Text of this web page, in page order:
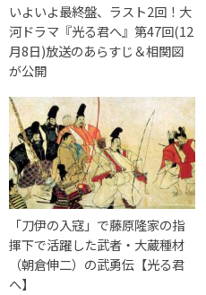
いよいよ最終盤、ラスト2回！大
河ドラマ『光る君へ』第47回(12
月8日)放送のあらすじ＆相関図
が公開
「刀伊の入寇」で藤原隆家の指
揮下で活躍した武者・大蔵種材
（朝倉伸二）の武勇伝【光る君
へ】